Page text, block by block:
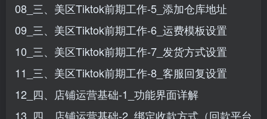
08_三、美区Tiktok前期工作-5_添加仓库地址
09_三、美区Tiktok前期工作-6_运费模板设置
10_三、美区Tiktok前期工作-7_发货方式设置
11_三、美区Tiktok前期工作-8_客服回复设置
12_四、店铺运营基础-1_功能界面详解
13_四、店铺运营基础-2_绑定收款方式（回款平台